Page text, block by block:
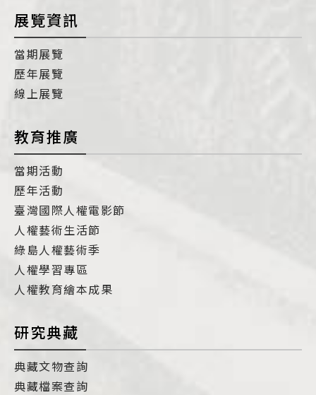
展覽資訊
當期展覽
歷年展覽
線上展覽
教育推廣
當期活動
歷年活動
臺灣國際人權電影節
人權藝術生活節
綠島人權藝術季
人權學習專區
人權教育繪本成果
研究典藏
典藏文物查詢
典藏檔案查詢